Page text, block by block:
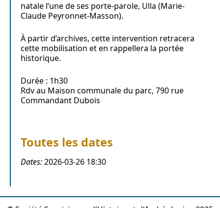
natale l’une de ses porte-parole, Ulla (Marie-
Claude Peyronnet-Masson).
À partir d’archives, cette intervention retracera
cette mobilisation et en rappellera la portée
historique.
Durée : 1h30
Rdv au Maison communale du parc, 790 rue
Commandant Dubois
Toutes les dates
Dates:2026-03-26 18:30